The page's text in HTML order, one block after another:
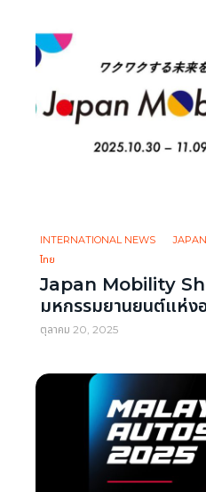
INTERNATIONAL NEWS JAPAN
ไทย
Japan Mobility
มหกรรมยานยนต์แห่ง
ตุลาคม 20, 2025